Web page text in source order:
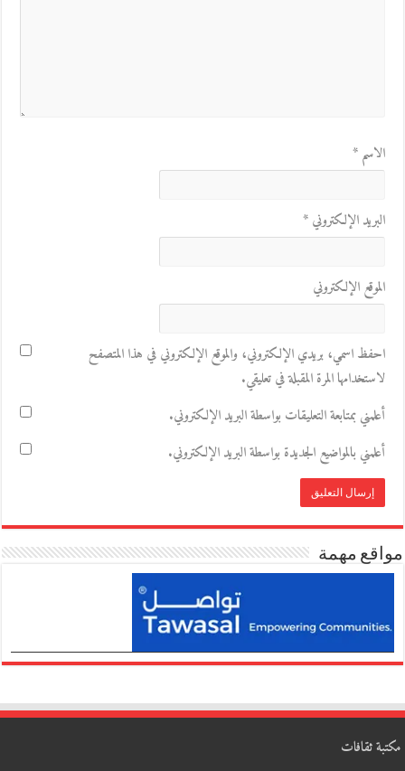
الاسم*
البريد الإلكتروني*
الموقع الإلكتروني
احفظ اسمي، بريدي الإلكتروني، والموقع الإلكتروني في هذا المتصفح
لاستخدامها المرة المقبلة في تعليقي.
أعلمني بمتابعة التعليقات بواسطة البريد الإلكتروني.
أعلمني بالمواضيع الجديدة بواسطة البريد الإلكتروني.
مواقع مهمة
مكتبة ثقافات